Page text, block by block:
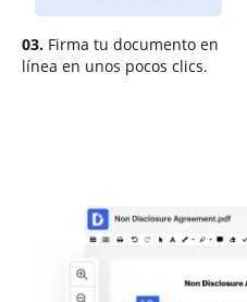
03. Firma tu documento en
línea en unos pocos clics.